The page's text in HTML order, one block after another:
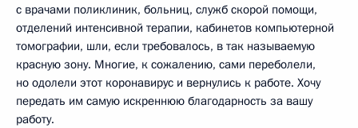
с врачами поликлиник, больниц, служб скорой помощи,
отделений интенсивной терапии, кабинетов компьютерной
томографии, шли, если требовалось, в так называемую
красную зону. Многие, к сожалению, сами переболели,
но одолели этот коронавирус и вернулись к работе. Хочу
передать им самую искреннюю благодарность за вашу
работу.